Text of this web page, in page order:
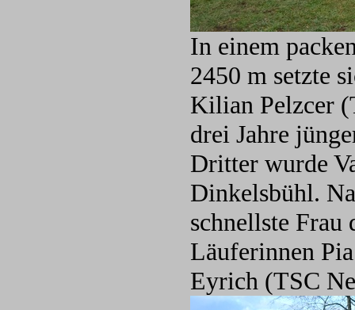
In einem
2450 m setzte
Kilian Pelzcer
drei Jahre
Dritter wurde
Dinkelsbühl.
schnellste Frau
Läuferinnen
Eyrich (TSC